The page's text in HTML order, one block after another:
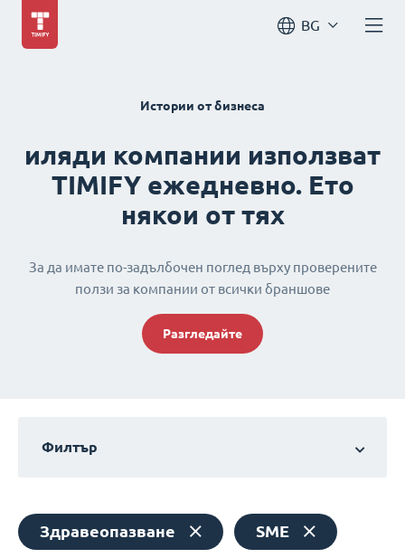
BG
Истории от бизнеса
иляди компании използват
TIMIFY ежедневно. Ето
някои от тях
За да имате по-задълбочен поглед върху проверените
ползи за компании от всички браншове
Разгледайте
Филтър
Здравеопазване SME